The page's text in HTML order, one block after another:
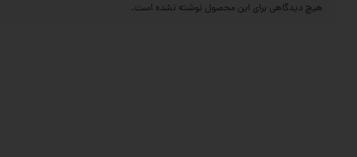
هیچ دیدگاهی برای این محصول نوشته نشده است.